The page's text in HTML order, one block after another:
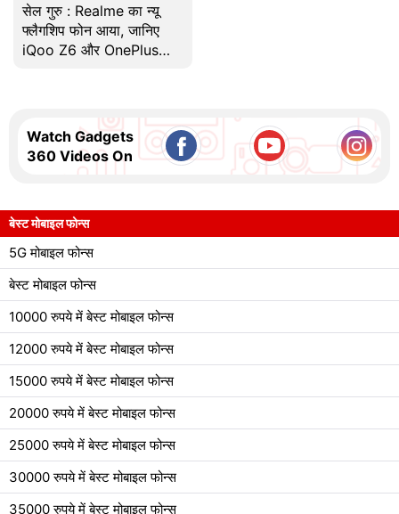
सेल गुरु : Realme का न्यू
फ्लैगशिप फोन आया, जानिए
iQoo Z6 और OnePlus
Watch Gadgets
360 Videos On
बेस्ट मोबाइल फोन्स
5G मोबाइल फोन्स
बेस्ट मोबाइल फोन्स
10000 रुपये में बेस्ट मोबाइल फोन्स
12000 रुपये में बेस्ट मोबाइल फोन्स
15000 रुपये में बेस्ट मोबाइल फोन्स
20000 रुपये में बेस्ट मोबाइल फोन्स
25000 रुपये में बेस्ट मोबाइल फोन्स
30000 रुपये में बेस्ट मोबाइल फोन्स
35000 रुपये में बेस्ट मोबाइल फोन्स